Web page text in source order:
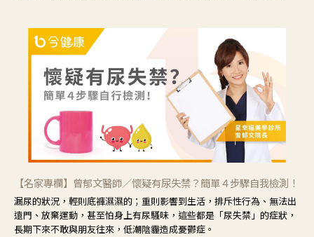
【名家專欄】曾郁文醫師／懷疑有尿失禁？簡單４步驟自我檢測！
漏尿的狀況，輕則底褲濕濕的；重則影響到生活，排斥性行為、無法出
遠門、放棄運動，甚至怕身上有尿騷味，這些都是「尿失禁」的症狀，
長期下來不敢與朋友往來，低潮陰霾造成憂鬱症。